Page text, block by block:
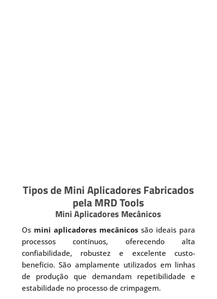
Tipos de Mini Aplicadores Fabricados
pela MRD Tools
Mini Aplicadores Mecânicos
Os mini aplicadores mecânicos são ideais para
processos contínuos, oferecendo alta
confiabilidade, robustez e excelente custo-
benefício. São amplamente utilizados em linhas
de produção que demandam repetibilidade e
estabilidade no processo de crimpagem.